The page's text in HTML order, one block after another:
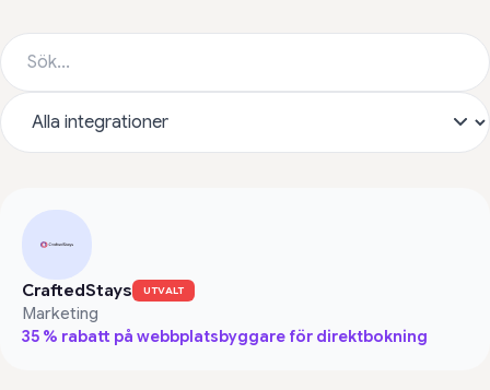
CraftedStays UTVALT
Marketing
35 % rabatt på webbplatsbyggare för direktbokning